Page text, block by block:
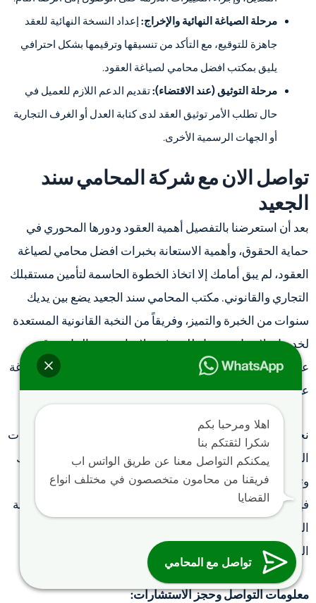
مرحلة الصياغة النهائية والإخراج: إعداد النسخة النهائية للعقد
جاهزة للتوقيع، مع التأكد من تنسيقها وترقيمها بشكل احترافي
يليق بمكتب افضل محامي لصياغة العقود.
مرحلة التوثيق (عند الاقتضاء):تقديم الدعم اللازم للعميل في
حال تطلب الأمر توثيق العقد لدى كتابة العدل أو الغرف التجارية
أو الجهات الرسمية الأخرى.
تواصل الان مع شركة المحامي سند
الجعيد
بعد أن استعرضنا بالتفصيل أهمية العقود ودورها المحوري في
حماية الحقوق، وأهمية الاستعانة بخبرات افضل محامي لصياغة
العقود، لم يبق أمامك إلا اتخاذ الخطوة الحاسمة لتأمين مستقبلك
التجاري والقانوني. مكتب المحامي سند الجعيد يضع بين يديك
سنوات من الخبرة والتميز، وفريقاً من النخبة القانونية المستعدة
لخدمتك. لا تترك عقودك للصدفة، ولا تغامر بمصالحك بتوقيع
عقود لم يراجعها مختص. إن الوقاية خير من العلاج، وتكلفة صياغة
عقد محكم اليوم لا تذكر مقارنة بتكلفة النزاعات القضائية غداً.
نحن في مكتب المحامي سند الجعيد نلتزم بتقديم أعلى مستويات
الجودة والمهنية، ونضمن لك الحصول على عقود تحمي حقوقك
وتدعم نجاحك. سواء كنت فرداً، أو رائد أعمال، أو شركة كبرى،
فإننا نملك الحلول القانونية التي تناسبك. تواصل معنا الآن لتجربة
الفرق الذي يحدثه التعامل مع افضل محامي لصياغة العقود في
المملكة.
معلومات التواصل وحجز الاستشارات:
تواصل مع المحامي
اهلا ومرحبا بكم
شكرا لثقتكم بنا
يمكنكم التواصل معنا عن طريق الواتس اب
فريقنا من محامون متخصصون في مختلف انواع
القضايا